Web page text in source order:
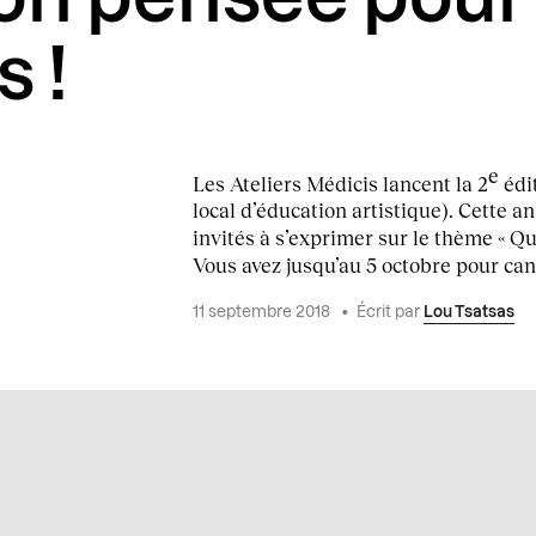
!
Les Ateliers Médicis lancent la 2e
local d’éducation artistique). Cette
invités à s’exprimer sur le thème «
Vous avez jusqu’au 5 octobre pour
11 septembre 2018 • Écrit par Lou Tsatsas